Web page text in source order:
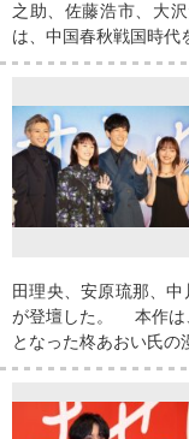
之助、佐藤浩市、大
は、中国春秋戦国時代
田理央、安原琉那、
が登壇した。 本作は
となった柊あおい氏の